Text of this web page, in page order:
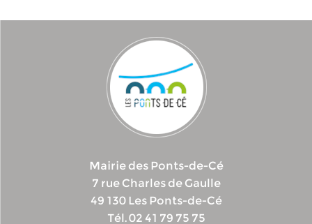
Mairie des Ponts-de-Cé
7 rue Charles de Gaulle
49 130 Les Ponts-de-Cé
Tél. 02 41 79 75 75